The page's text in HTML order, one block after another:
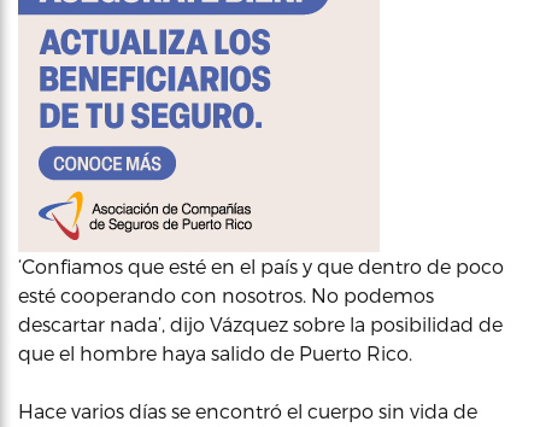
‘Confiamos que esté en el país y que dentro de poco
esté cooperando con nosotros. No podemos
descartar nada’, dijo Vázquez sobre la posibilidad de
que el hombre haya salido de Puerto Rico.
Hace varios días se encontró el cuerpo sin vida de